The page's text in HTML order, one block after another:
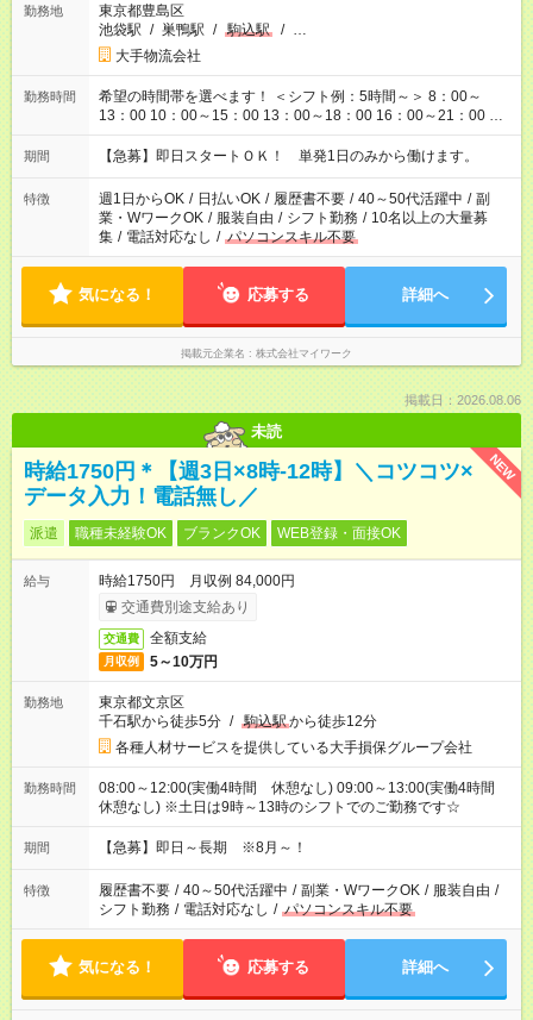
勤務地
東京都豊島区
池袋駅 / 巣鴨駅 / 駒込駅 / …
大手物流会社
勤務時間
希望の時間帯を選べます！ ＜シフト例：5時間～＞ 8：00～
13：00 10：00～15：00 13：00～18：00 16：00～21：00 ＜
シフト例：8時間～＞ ・10：00～19：00 ・13：00～22：00 ・
22：00～翌6：00 など！是非ご希望をお聞かせください！
期間 【急募】即日スタートＯＫ！ 単発1日のみから働けます。
特徴 週1日からOK / 日払いOK / 履歴書不要 / 40～50代活躍中 / 副
業・WワークOK / 服装自由 / シフト勤務 / 10名以上の大量募
集 / 電話対応なし / パソコンスキル不要
気になる！ 応募する 詳細へ
掲載元企業名 株式会社マイワーク
掲載日：2026.08.06
未読
NEW
時給1750円＊【週3日×8時-12時】＼コツコツ×
データ入力！電話無し／
派遣 職種未経験OK ブランクOK WEB登録・面接OK
給与
時給1750円 月収例 84,000円
交通費別途支給あり
交通費 全額支給
月収例 5～10万円
勤務地
東京都文京区
千石駅から徒歩5分 / 駒込駅から徒歩12分
各種人材サービスを提供している大手損保グループ会社
勤務時間
08:00～12:00(実働4時間 休憩なし) 09:00～13:00(実働4時間
休憩なし) ※土日は9時～13時のシフトでのご勤務です☆
期間 【急募】即日～長期 ※8月～！
特徴 履歴書不要 / 40～50代活躍中 / 副業・WワークOK / 服装自由 /
シフト勤務 / 電話対応なし / パソコンスキル不要
気になる！ 応募する 詳細へ